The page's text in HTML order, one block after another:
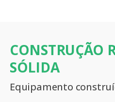
CONSTRUÇÃO
SÓLIDA
Equipamento